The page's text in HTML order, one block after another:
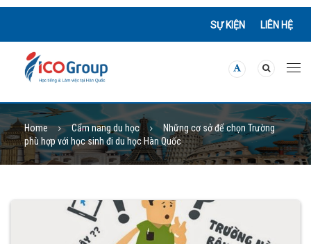
SỰ KIỆN LIÊN HỆ
Home Cẩm nang du học
Những cơ sở để chọn Trường
phù hợp với học sinh đi du học Hàn Quốc